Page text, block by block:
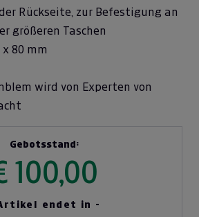
Rückseite, zur Befestigung an
größeren Taschen
x 80 mm
wird von Experten von
Gebotsstand:
100,00
endet in -